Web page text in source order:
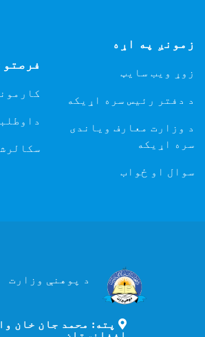
زمونږ په اړه
زوړ ویب سایټ
د دفتر رئیس سره اړیکه
د وزارت معارف ویاندی
سره اړیکه
سوال او ځواب
د پوهنې وزارت
پته: محمد جان خان
افغانستان